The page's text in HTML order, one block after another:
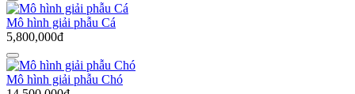
Mô hình giải phẫu Cá
5,800,000đ
Mô hình giải phẫu Chó